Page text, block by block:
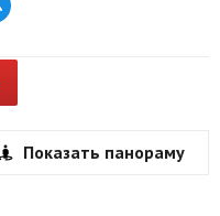
Показать панораму